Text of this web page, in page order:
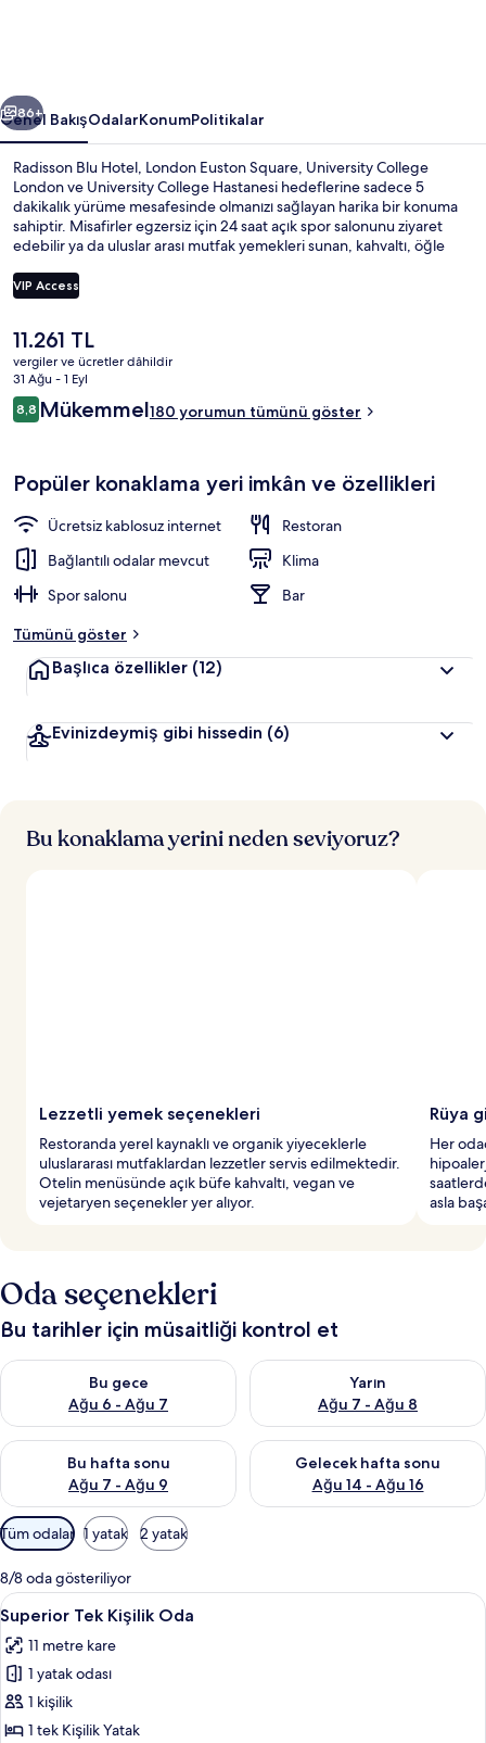
galerisi
Sonraki
86+
Genel BakışOdalarKonumPolitikalar
Radisson Blu Hotel, London Euston Square, University College
London ve University College Hastanesi hedeflerine sadece 5
dakikalık yürüme mesafesinde olmanızı sağlayan harika bir konuma
sahiptir. Misafirler egzersiz için 24 saat açık spor salonunu ziyaret
edebilir ya da uluslar arası mutfak yemekleri sunan, kahvaltı, öğle
restoranında bir şeyler atıştırabilir. Ayrıca bu Viktorya dönemi stili
otel, Regent's Park ve UCL Sanat Müzesi hedefine sadece 10
taşıma araçlarına kısa yürüme mesafesinde olmasını seviyor: Warren
Street Metro İstasyonu çok yakın ve Euston Square Metro İstasyonu
3 dakika mesafede.
VIP Access
Şu
anki
fiyat
11.261 TL
11.261 TL
vergiler ve ücretler dâhildir
31 Ağu - 1 Eyl
Yorumlar
8,88,8/10
Mükemmel180 yorumun tümünü göster
Popüler konaklama yeri imkân ve özellikleri
Ücretsiz kablosuz internet
Restoran
Bağlantılı odalar mevcut
Klima
Spor salonu
Bar
Tümünü göster
Başlıca özellikler (12)
Evinizdeymiş gibi hissedin (6)
Bu konaklama yerini neden seviyoruz?
Lezzetli yemek seçenekleri
Restoranda yerel kaynaklı ve organik yiyeceklerle
uluslararası mutfaklardan lezzetler servis edilmektedir.
Otelin menüsünde açık büfe kahvaltı, vegan ve
vejetaryen seçenekler yer alıyor.
Rüya
Her
asla
Oda seçenekleri
Bu tarihler için müsaitliği kontrol et
Bu gece
Ağu 6 - Ağu 7
Bu gece için müsaitliği kontrol et Ağu 6 - Ağu 7
Yarın
Ağu 7 - Ağu 8
Yarın için müsaitliği kontrol
Bu hafta sonu
Ağu 7 - Ağu 9
Bu hafta sonu için müsaitliği kontrol et Ağu 7 - Ağu 9
Gelecek hafta sonu
Ağu 14 - Ağu 16
Önümüzdeki hafta sonu için
Odalar
için
mevcut
filtreler
Tüm odalar 1 yatak 2 yatak
8/8 oda gösteriliyor
Superior
Tek
Kişilik
Oda
için
tüm
Superior Tek Kişilik Oda | Kaliteli
6
Superior Tek Kişilik Oda
11 metre kare
1 yatak odası
1 kişilik
1 tek Kişilik Yatak